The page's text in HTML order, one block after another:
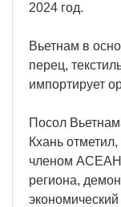
2024 год.
Вьетнам в
перец,
импортирует
Посол
Кхань
членом АСЕАН
региона,